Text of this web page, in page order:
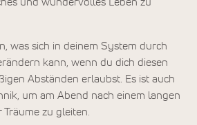
was sich in deinem System durch
kann, wenn du dich diesen
Abständen erlaubst. Es ist auch
um am Abend nach einem langen
zu gleiten.